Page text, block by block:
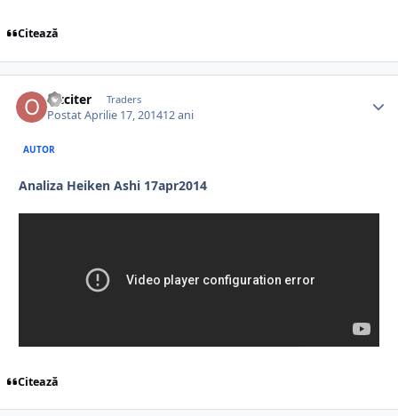
Citează
oltciter Traders
PostatAprilie 17, 201412 ani
AUTOR
Analiza Heiken Ashi 17apr2014
Citează